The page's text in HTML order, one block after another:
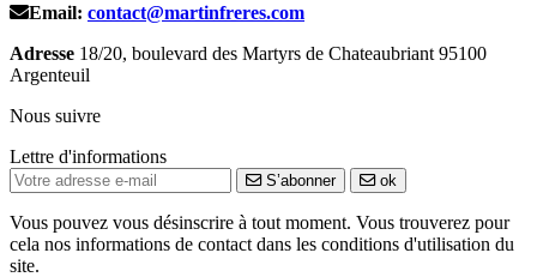
Email: contact@martinfreres.com
Adresse 18/20, boulevard des Martyrs de Chateaubriant 95100
Argenteuil
Nous suivre
Lettre d'informations
S’abonner ok
Vous pouvez vous désinscrire à tout moment. Vous trouverez pour
cela nos informations de contact dans les conditions d'utilisation du
site.